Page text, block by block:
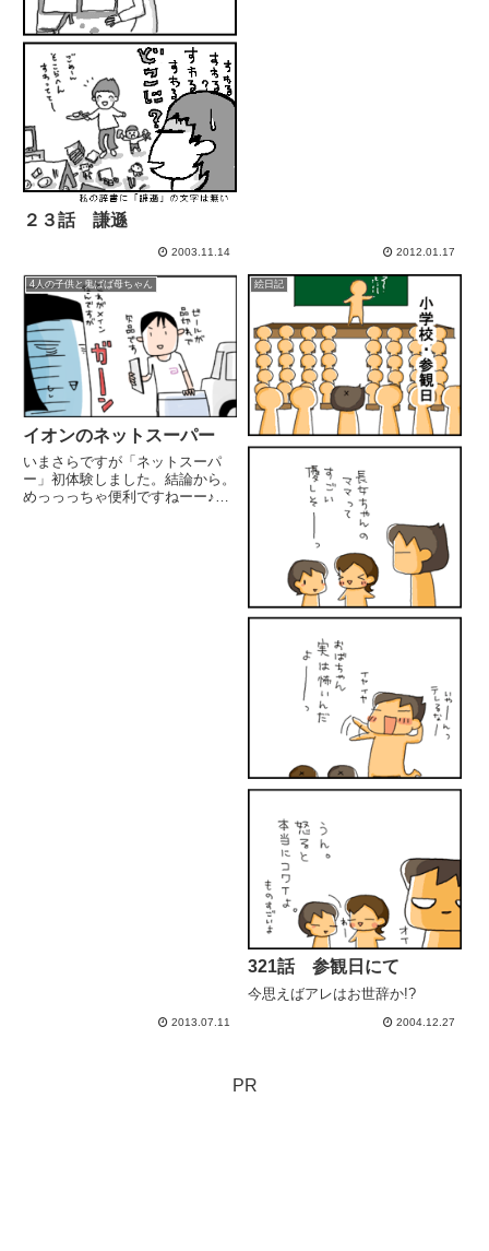
２３話 謙遜
2003.11.14 2012.01.17
4人の子供と鬼ばば母ちゃん
イオンのネットスーパー
いまさらですが「ネットスーパ
ー」初体験しました。結論から。
めっっっちゃ便利ですねーー♪配
2013.07.11
絵日記
321話 参観日にて
今思えばアレはお世辞か!?
2004.12.27
PR